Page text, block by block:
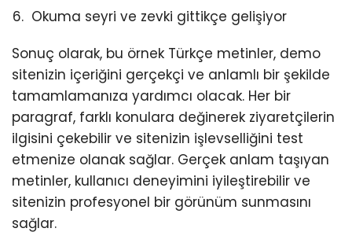
Okuma seyri ve zevki gittikçe gelişiyor
Sonuç olarak, bu örnek Türkçe metinler, demo
sitenizin içeriğini gerçekçi ve anlamlı bir şekilde
tamamlamanıza yardımcı olacak. Her bir
paragraf, farklı konulara değinerek ziyaretçilerin
ilgisini çekebilir ve sitenizin işlevselliğini test
etmenize olanak sağlar. Gerçek anlam taşıyan
metinler, kullanıcı deneyimini iyileştirebilir ve
sitenizin profesyonel bir görünüm sunmasını
sağlar.